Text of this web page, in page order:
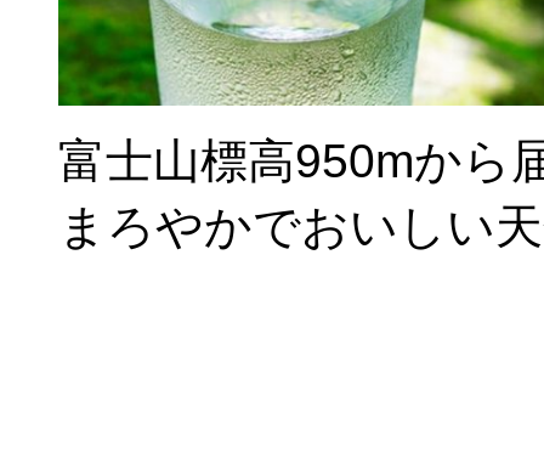
富士山標高950mから
まろやかでおいしい